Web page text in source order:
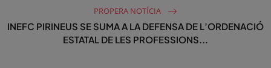
PROPERA NOTÍCIA
INEFC PIRINEUS SE SUMA A LA DEFENSA DE L’ORDENACIÓ
ESTATAL DE LES PROFESSIONS...